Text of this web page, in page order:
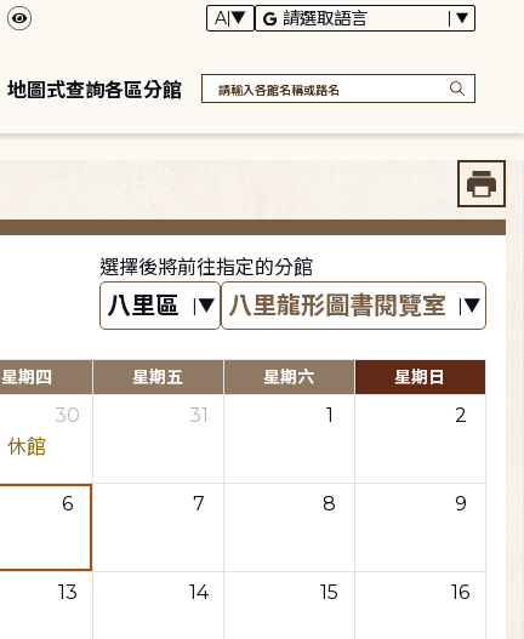
地圖式查詢各區分館
選擇後將前往指定的分館
星期四 星期五 星期六 星期日
30
休館
31 1 2
6 7 8 9
13 14 15 16